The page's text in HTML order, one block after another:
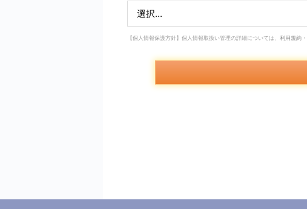
【個人情報保護方針】個人情報取扱い管理の詳細については、 利用規約 ・